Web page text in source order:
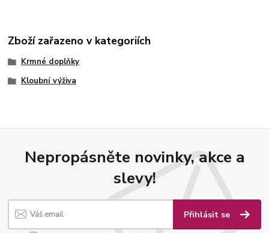
Zboží zařazeno v kategoriích
Krmné doplňky
Kloubní výživa
Nepropásněte novinky, akce a
slevy!
Přihlásit se